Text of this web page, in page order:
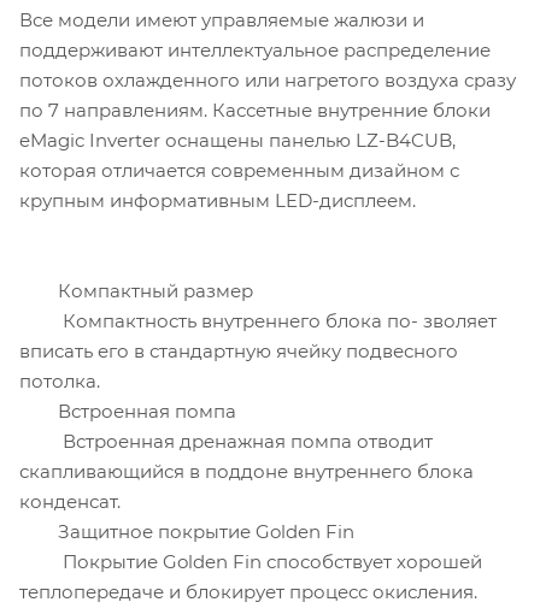
Все модели имеют управляемые жалюзи и
поддерживают интеллектуальное распределение
потоков охлажденного или нагретого воздуха сразу
по 7 направлениям. Кассетные внутренние блоки
eMagic Inverter оснащены панелью LZ-B4CUB,
которая отличается современным дизайном с
крупным информативным LED-дисплеем.
Компактный размер
Компактность внутреннего блока по- зволяет
вписать его в стандартную ячейку подвесного
потолка.
Встроенная помпа
Встроенная дренажная помпа отводит
скапливающийся в поддоне внутреннего блока
конденсат.
Защитное покрытие Golden Fin
Покрытие Golden Fin способствует хорошей
теплопередаче и блокирует процесс окисления.